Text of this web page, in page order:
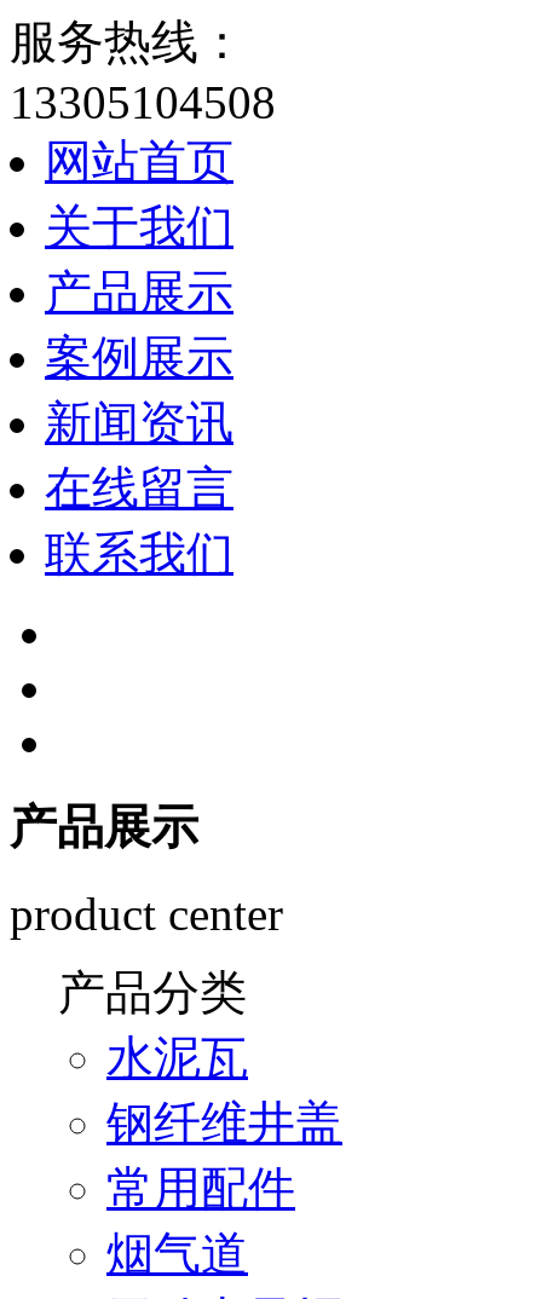
服务热线：
13305104508
网站首页
关于我们
产品展示
案例展示
新闻资讯
在线留言
联系我们
产品展示
product center
产品分类
水泥瓦
钢纤维井盖
常用配件
烟气道